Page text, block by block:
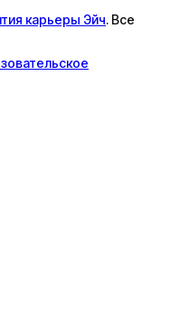
карьеры Эйч. Все